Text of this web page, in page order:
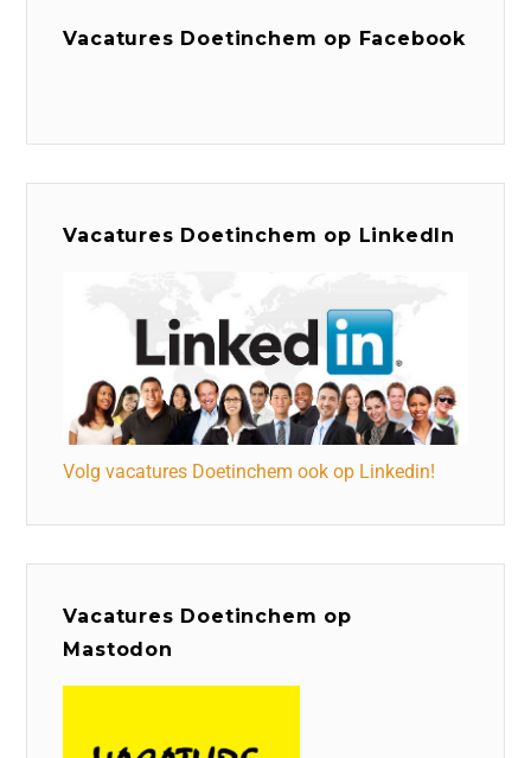
Vacatures Doetinchem op Facebook
Vacatures Doetinchem op LinkedIn
Volg vacatures Doetinchem ook op Linkedin!
Vacatures Doetinchem op
Mastodon